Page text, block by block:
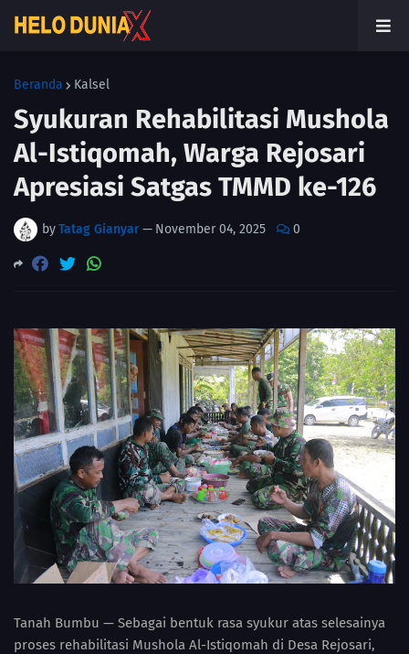
Beranda Kalsel
Syukuran Rehabilitasi Mushola
Al-Istiqomah, Warga Rejosari
Apresiasi Satgas TMMD ke-126
byTatag Gianyar— November 04, 2025 0
Tanah Bumbu — Sebagai bentuk rasa syukur atas selesainya
proses rehabilitasi Mushola Al-Istiqomah di Desa Rejosari,